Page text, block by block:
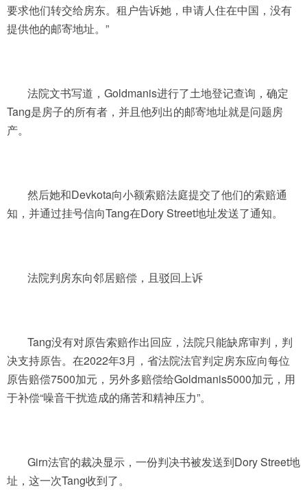
要求他们转交给房东。租户告诉她，申请人住在中国，没有
提供他的邮寄地址。”
法院文书写道，Goldmanis进行了土地登记查询，确定
Tang是房子的所有者，并且他列出的邮寄地址就是问题房
产。
然后她和Devkota向小额索赔法庭提交了他们的索赔通
知，并通过挂号信向Tang在Dory Street地址发送了通知。
法院判房东向邻居赔偿，且驳回上诉
Tang没有对原告索赔作出回应，法院只能缺席审判，判
决支持原告。在2022年3月，省法院法官判定房东应向每位
原告赔偿7500加元，另外多赔偿给Goldmanis5000加元，用
于补偿“噪音干扰造成的痛苦和精神压力”。
Girn法官的裁决显示，一份判决书被发送到Dory Street地
址，这一次Tang收到了。